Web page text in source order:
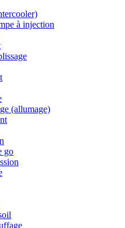
à injection
(allumage)
go